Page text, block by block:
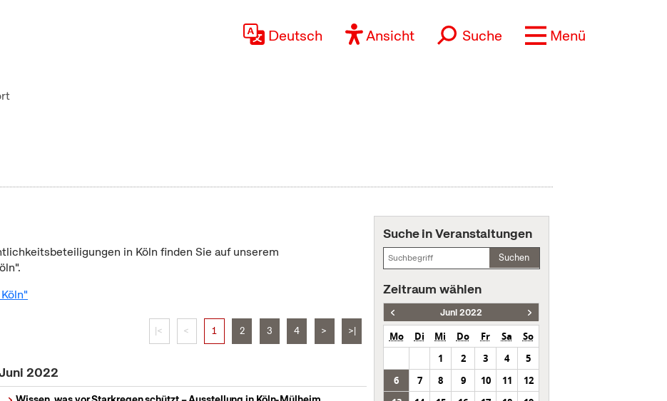
Deutsch Ansicht Suche Menü
in Köln finden Sie auf unserem
|< < 1 2 3 4 > >|
2022
Suche in Veranstaltungen
Suchen
Zeitraum wählen
Juni 2022
Mo Di Mi Do Fr Sa
So
1
2 3 4
5
6
7 8 9 10 11
12